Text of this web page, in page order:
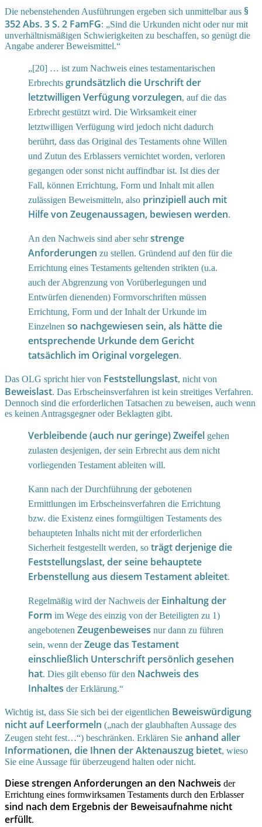
Die nebenstehenden Ausführungen ergeben sich unmittelbar aus §
352 Abs. 3 S. 2 FamFG: „Sind die Urkunden nicht oder nur mit
unverhältnismäßigen Schwierigkeiten zu beschaffen, so genügt die
Angabe anderer Beweismittel.“
„[20] … ist zum Nachweis eines testamentarischen
Erbrechts grundsätzlich die Urschrift der
letztwilligen Verfügung vorzulegen, auf die das
Erbrecht gestützt wird. Die Wirksamkeit einer
letztwilligen Verfügung wird jedoch nicht dadurch
berührt, dass das Original des Testaments ohne Willen
und Zutun des Erblassers vernichtet worden, verloren
gegangen oder sonst nicht auffindbar ist. Ist dies der
Fall, können Errichtung, Form und Inhalt mit allen
zulässigen Beweismitteln, also prinzipiell auch mit
Hilfe von Zeugenaussagen, bewiesen werden.
An den Nachweis sind aber sehrstrenge
Anforderungen zu stellen. Gründend auf den für die
Errichtung eines Testaments geltenden strikten (u.a.
auch der Abgrenzung von Vorüberlegungen und
Entwürfen dienenden) Formvorschriften müssen
Errichtung, Form und der Inhalt der Urkunde im
Einzelnen so nachgewiesen sein, als hätte die
entsprechende Urkunde dem Gericht
tatsächlich im Original vorgelegen.
Das OLG spricht hier von Feststellungslast, nicht von
Beweislast. Das Erbscheinsverfahren ist kein streitiges Verfahren.
Dennoch sind die erforderlichen Tatsachen zu beweisen, auch wenn
es keinen Antragsgegner oder Beklagten gibt.
Verbleibende (auch nur geringe) Zweifel gehen
zulasten desjenigen, der sein Erbrecht aus dem nicht
vorliegenden Testament ableiten will.
Kann nach der Durchführung der gebotenen
Ermittlungen im Erbscheinsverfahren die Errichtung
bzw. die Existenz eines formgültigen Testaments des
behaupteten Inhalts nicht mit der erforderlichen
Sicherheit festgestellt werden, so trägt derjenige die
Feststellungslast, der seine behauptete
Erbenstellung aus diesem Testament ableitet.
Regelmäßig wird der Nachweis der Einhaltung der
Form im Wege des einzig von der Beteiligten zu 1)
angebotenen Zeugenbeweises nur dann zu führen
sein, wenn derZeuge das Testament
einschließlich Unterschrift persönlich gesehen
hat. Dies gilt ebenso für den Nachweis des
Inhaltes der Erklärung.“
Wichtig ist, dass Sie sich bei der eigentlichen Beweiswürdigung
nicht auf Leerformeln („nach der glaubhaften Aussage des
Zeugen steht fest…“) beschränken. Erklären Sie anhand aller
Informationen, die Ihnen der Aktenauszug bietet, wieso
Sie eine Aussage für überzeugend halten oder nicht.
Diese strengen Anforderungen an den Nachweis der
Errichtung eines formwirksamen Testaments durch den Erblasser
sind nach dem Ergebnis der Beweisaufnahme nicht
erfüllt.